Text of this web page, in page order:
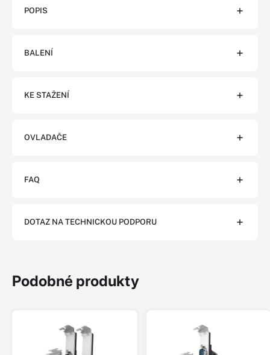
POPIS
BALENÍ
KE STAŽENÍ
OVLADAČE
FAQ
DOTAZ NA TECHNICKOU PODPORU
Podobné produkty